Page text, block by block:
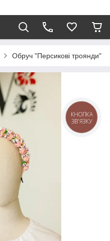
Обруч "Персикові троянди"
КНОПКА
ЗВ'ЯЗКУ